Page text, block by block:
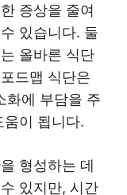
증상을 줄여
있습니다. 둘
올바른 식단
드맵 식단은
화에 부담을 주
이 됩니다.
형성하는 데
있지만, 시간